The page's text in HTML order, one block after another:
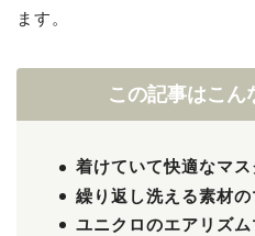
ます。
この記事はこん
着けていて快適なマ
繰り返し洗える素材
ユニクロのエアリズ